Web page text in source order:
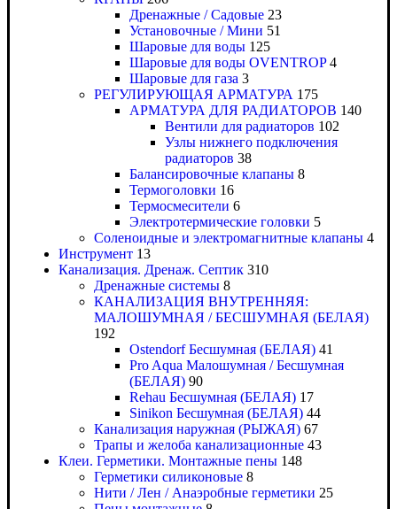
Дренажные / Садовые 23
Установочные / Мини 51
Шаровые для воды 125
Шаровые для воды OVENTROP 4
Шаровые для газа 3
РЕГУЛИРУЮЩАЯ АРМАТУРА 175
АРМАТУРА ДЛЯ РАДИАТОРОВ 140
Вентили для радиаторов 102
Узлы нижнего подключения
радиаторов 38
Балансировочные клапаны 8
Термоголовки 16
Термосмесители 6
Электротермические головки 5
Соленоидные и электромагнитные клапаны 4
Инструмент 13
Канализация. Дренаж. Септик 310
Дренажные системы 8
КАНАЛИЗАЦИЯ ВНУТРЕННЯЯ:
МАЛОШУМНАЯ / БЕСШУМНАЯ (БЕЛАЯ)
192
Ostendorf Бесшумная (БЕЛАЯ) 41
Pro Aqua Малошумная / Бесшумная
(БЕЛАЯ) 90
Rehau Бесшумная (БЕЛАЯ) 17
Sinikon Бесшумная (БЕЛАЯ) 44
Канализация наружная (РЫЖАЯ) 67
Трапы и желоба канализационные 43
Клеи. Герметики. Монтажные пены 148
Герметики силиконовые 8
Нити / Лен / Анаэробные герметики 25